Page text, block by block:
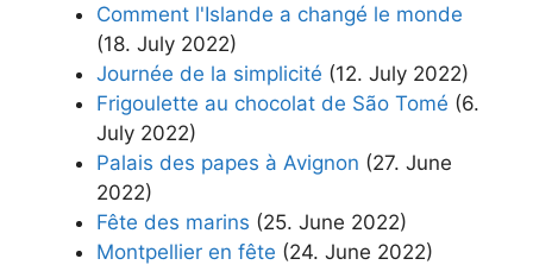
Comment l'Islande a changé le monde
(18. July 2022)
Journée de la simplicité (12. July 2022)
Frigoulette au chocolat de São Tomé (6.
July 2022)
Palais des papes à Avignon (27. June
2022)
Fête des marins (25. June 2022)
Montpellier en fête (24. June 2022)